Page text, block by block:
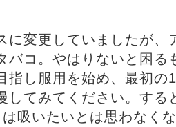
変更していましたが、
バコ。やはりないと困る
指し服用を始め、最初の1
してみてください。する
吸いたいとは思わなくな